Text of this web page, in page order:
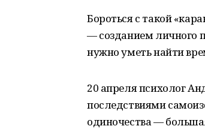
Бороться с такой
— созданием личного
нужно уметь найти
20 апреля психолог
последствиями
одиночества —